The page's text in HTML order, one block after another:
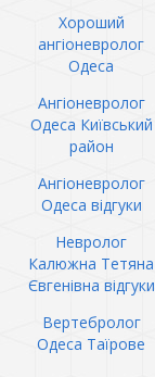
Хороший
ангіоневролог
Одеса
Ангіоневролог
Одеса Київський
район
Ангіоневролог
Одеса відгуки
Невролог
Калюжна Тетяна
Євгенівна відгуки
Вертебролог
Одеса Таїрове